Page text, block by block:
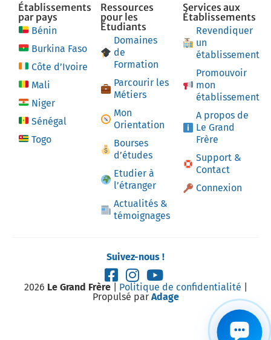
Établissements
par pays
Bénin
Burkina Faso
Côte d’Ivoire
Mali
Niger
Sénégal
Togo
Ressources
pour les
Étudiants
Domaines
de
Formation
Parcourir les
Métiers
Mon
Orientation
Bourses
d’études
Etudier à
l’étranger
Actualités &
témoignages
Services aux
Établissements
Revendiquer
un
établissement
Promouvoir
mon
établissement
A propos de
Le Grand
Frère
Support &
Contact
Connexion
Suivez-nous !
2026 Le Grand Frère| Politique de confidentialité
Propulsé par Adage